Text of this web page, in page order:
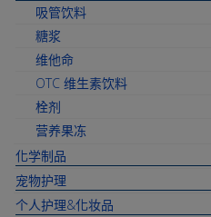
吸管饮料
糖浆
维他命
OTC 维生素饮料
栓剂
营养果冻
化学制品
宠物护理
个人护理&化妆品